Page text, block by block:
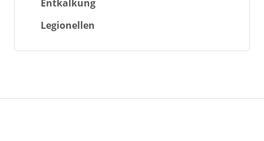
Entkalkung
Legionellen